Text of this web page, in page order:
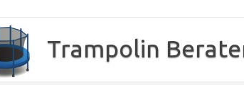
Trampolin